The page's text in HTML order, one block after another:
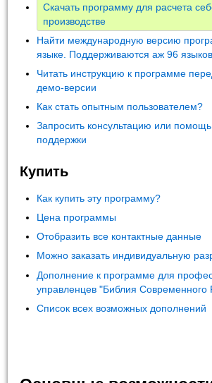
Скачать программу для расчета
производстве
Найти международную версию
языке. Поддерживаются аж 96 языков
Читать инструкцию к программе
демо-версии
Как стать опытным пользователем?
Запросить консультацию или помощь
поддержки
Купить
Как купить эту программу?
Цена программы
Отобразить все контактные данные
Можно заказать индивидуальную
Дополнение к программе для
управленцев "Библия Современного
Список всех возможных дополнений